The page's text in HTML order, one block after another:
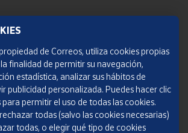
Web
de Correos, utiliza cookies propias
finalidad de permitir su navegación,
estadística, analizar sus hábitos de
publicidad personalizada. Puedes hacer clic
permitir el uso de todas las cookies.
todas (salvo las cookies necesarias)
todas, o elegir qué tipo de cookies